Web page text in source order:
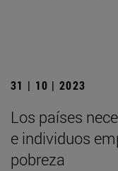
31 | 10 | 2023
Los países
e individuos
pobreza